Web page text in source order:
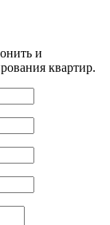
и
квартир.